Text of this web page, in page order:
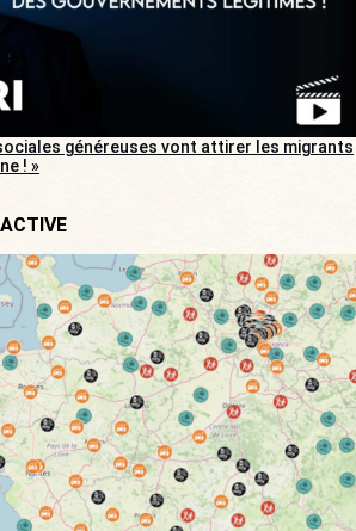
sociales généreuses vont attirer les migrants
! »